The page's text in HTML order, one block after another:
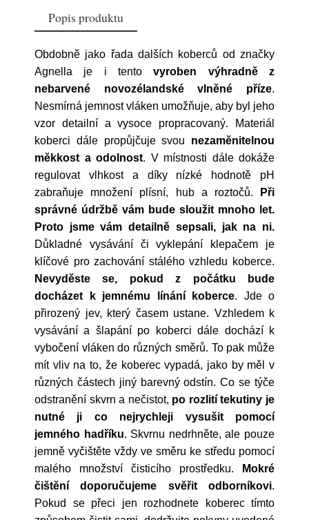
Popis produktu
Obdobně jako řada dalších koberců od značky
Agnella je i tentovyroben výhradně z
nebarvené novozélandské vlněné příze.
Nesmírná jemnost vláken umožňuje, aby byl jeho
vzor detailní a vysoce propracovaný. Materiál
koberci dále propůjčuje svou nezaměnitelnou
měkkost a odolnost. V místnosti dále dokáže
regulovat vlhkost a díky nízké hodnotě pH
zabraňuje množení plísní, hub a roztočů.
Při
správné údržbě vám bude sloužit mnoho let.
Proto jsme vám detailně sepsali, jak na ni.
Důkladné vysávání či vyklepání klepačem je
klíčové pro zachování stálého vzhledu koberce.
Nevyděste se, pokud z počátku bude
docházet k jemnému línání koberce. Jde o
přirozený jev, který časem ustane. Vzhledem k
vysávání a šlapání po koberci dále dochází k
vybočení vláken do různých směrů. To pak může
mít vliv na to, že koberec vypadá, jako by měl v
různých částech jiný barevný odstín. Co se týče
odstranění skvrn a nečistot, po rozlití tekutiny je
nutné ji co nejrychleji vysušit pomocí
jemného hadříku. Skvrnu nedrhněte, ale pouze
jemně vyčištěte vždy ve směru ke středu pomocí
malého množství čisticího prostředku.
Mokré
čištění doporučujeme svěřit odborníkovi.
Pokud se přeci jen rozhodnete koberec tímto